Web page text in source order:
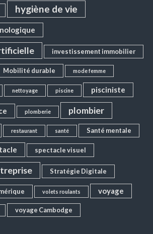
hygiène de vie
investissement immobilier
Mobilité durable mode femme
nettoyage piscine pisciniste
plomberie plombier
restaurant santé Santé mentale
spectacle visuel
Stratégie Digitale
volets roulants voyage
voyage Cambodge